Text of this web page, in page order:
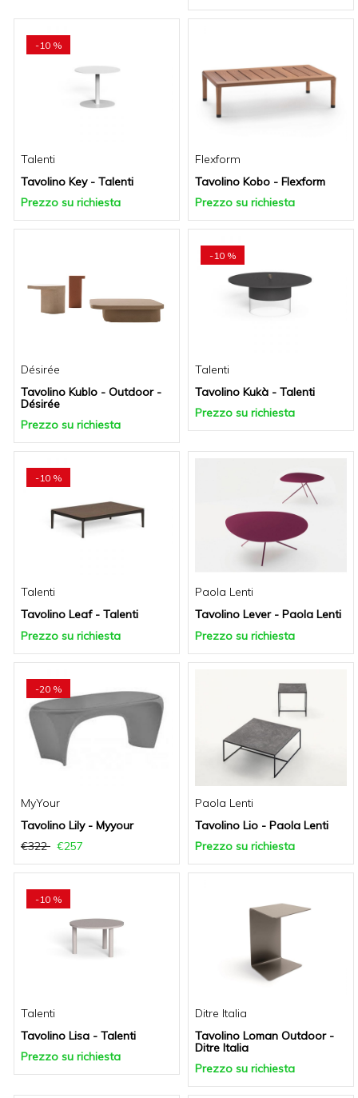
-10 %
Talenti
Tavolino Key - Talenti
Prezzo su richiesta
Flexform
Tavolino Kobo - Flexform
Prezzo su richiesta
Désirée
Tavolino Kublo - Outdoor -
Désirée
Prezzo su richiesta
-10 %
Talenti
Tavolino Kukà - Talenti
Prezzo su richiesta
-10 %
Talenti
Tavolino Leaf - Talenti
Prezzo su richiesta
Paola Lenti
Tavolino Lever - Paola Lenti
Prezzo su richiesta
-20 %
MyYour
Tavolino Lily - Myyour
€322
€257
Paola Lenti
Tavolino Lio - Paola Lenti
Prezzo su richiesta
-10 %
Talenti
Tavolino Lisa - Talenti
Prezzo su richiesta
Ditre Italia
Tavolino Loman Outdoor -
Ditre Italia
Prezzo su richiesta